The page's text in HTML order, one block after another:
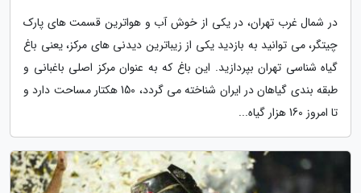
در شمال غرب تهران، در یکی از خوش آب و هواترین قسمت های پارک
چیتگر، می توانید به بازدید یکی از زیباترین دیدنی های مرکز، یعنی باغ
گیاه شناسی تهران بپردازید. این باغ که به عنوان مرکز اصلی باغبانی و
طبقه بندی گیاهان در ایران شناخته می گردد، 150 هکتار مساحت دارد و
تا امروز 160 هزار گیاه...